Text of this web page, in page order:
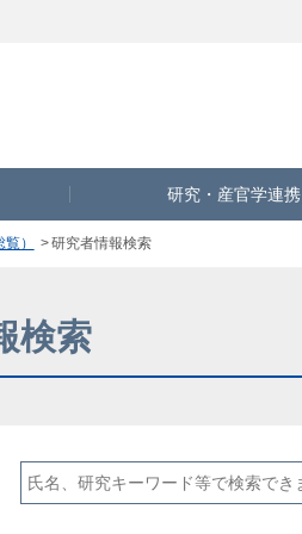
研究・産官学連携
） 研究者情報検索
検索